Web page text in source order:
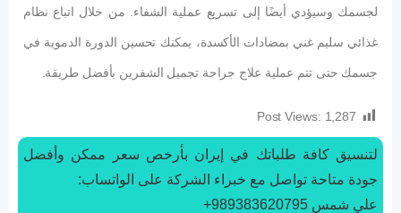
لجسمك وسيؤدي أيضًا إلى تسريع عملية الشفاء. من خلال اتباع نظام
غذائي سليم غني بمضادات الأكسدة، يمكنك تحسين الدورة الدموية في
جسمك حتى تتم عملية علاج جراحة تجميل الشفرين بأفضل طريقة.
Post Views: 1,287
لتنسیق كافة طلباتك في إيران بأرخص سعر ممكن وأفضل
جودة متاحة تواصل مع خبراء الشركة على الواتساب:
علي شمس 989383620795+